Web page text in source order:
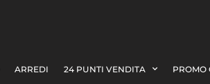
ARREDI 24 PUNTI VENDITA PROMO